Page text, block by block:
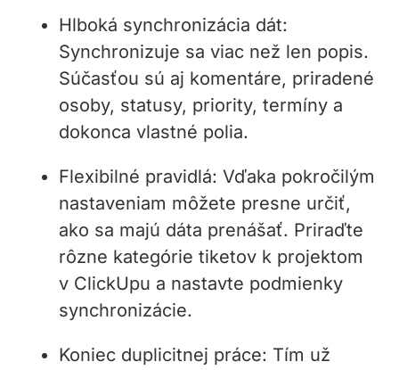
Hlboká synchronizácia dát:
Synchronizuje sa viac než len popis.
Súčasťou sú aj komentáre, priradené
osoby, statusy, priority, termíny a
dokonca vlastné polia.
Flexibilné pravidlá: Vďaka pokročilým
nastaveniam môžete presne určiť,
ako sa majú dáta prenášať. Priraďte
rôzne kategórie tiketov k projektom
v ClickUpu a nastavte podmienky
synchronizácie.
Koniec duplicitnej práce: Tím už